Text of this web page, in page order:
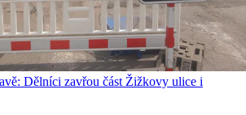
Dělníci zavřou část Žižkovy ulice i